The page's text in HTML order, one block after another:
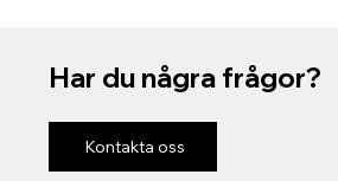
Har du några frågor?
Kontakta oss